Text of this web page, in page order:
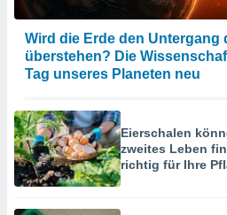
Wird die Erde den Untergang
überstehen? Die
Tag unseres Planeten neu
Eierschalen
zweites Leben
richtig für Ihre